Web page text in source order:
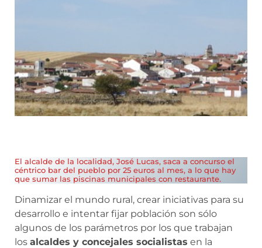
El alcalde de la localidad, José Lucas, saca a concurso el
céntrico bar del pueblo por 25 euros al mes, a lo que hay
que sumar las piscinas municipales con restaurante.
Dinamizar el mundo rural, crear iniciativas para su
desarrollo e intentar fijar población son sólo
algunos de los parámetros por los que trabajan
los alcaldes y concejales socialistas en la